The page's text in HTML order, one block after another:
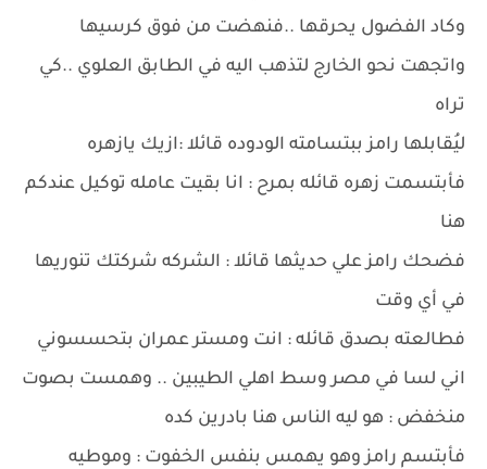
وكاد الفضول يحرقها ..فنهضت من فوق كرسيها
واتجهت نحو الخارج لتذهب اليه في الطابق العلوي ..كي
تراه
ليُقابلها رامز ببتسامته الودوده قائلا :ازيك يازهره
فأبتسمت زهره قائله بمرح : انا بقيت عامله توكيل عندكم
هنا
فضحك رامز علي حديثها قائلا : الشركه شركتك تنوريها
في أي وقت
فطالعته بصدق قائله : انت ومستر عمران بتحسسوني
اني لسا في مصر وسط اهلي الطيبين .. وهمست بصوت
منخفض : هو ليه الناس هنا بادرين كده
فأبتسم رامز وهو يهمس بنفس الخفوت : وموطيه